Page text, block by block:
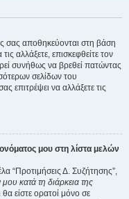
σας αποθηκεύονται στη βάση
αλλάξετε, επισκεφθείτε τον
συνήθως να βρεθεί πατώντας
σελίδων του
επιτρέψει να αλλάξετε τις
μου στη λίστα μελών
“Προτιμήσεις Δ. Συζήτησης”,
κατά τη διάρκεια της
είστε ορατοί μόνο σε